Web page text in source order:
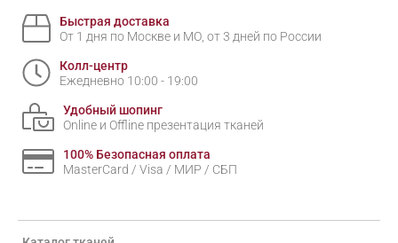
Быстрая доставка
От 1 дня по Москве и МО, от 3 дней по России
Колл-центр
Ежедневно 10:00 - 19:00
Удобный шопинг
Online и Offline презентация тканей
100% Безопасная оплата
MasterCard / Visa / МИР / СБП